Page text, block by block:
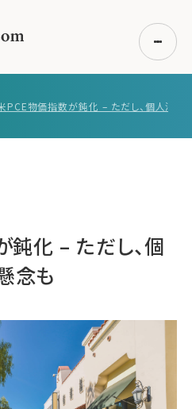
ログイン
化 – ただし、個
念も